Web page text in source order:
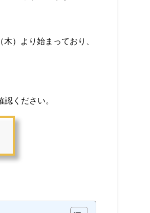
）より始まっており、
ください。